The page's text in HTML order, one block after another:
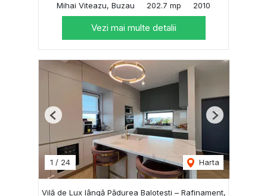
Mihai Viteazu, Buzau
202.7 mp 2010
Vezi mai multe detalii
1 / 24 Harta
Previous Next
Vilă de Lux lângă Pădurea Balotești – Rafinament,